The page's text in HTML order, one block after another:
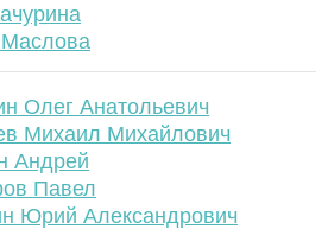
Олег Анатольевич
Михаил Михайлович
Андрей
Павел
Юрий Александрович